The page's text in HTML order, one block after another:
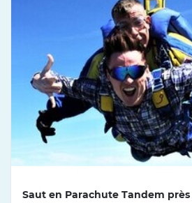
Saut en Parachute Tandem